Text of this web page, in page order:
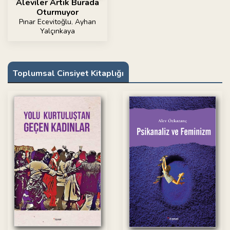
Aleviler Artık Burada
Oturmuyor
Pınar Ecevitoğlu, Ayhan
Yalçınkaya
Toplumsal Cinsiyet Kitaplığı